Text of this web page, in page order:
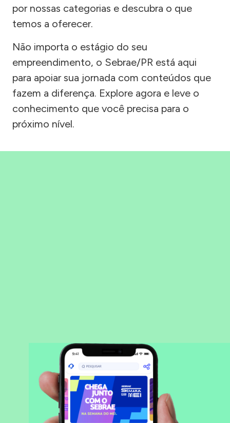
por nossas categorias e descubra o que
temos a oferecer.
Não importa o estágio do seu
empreendimento, o Sebrae/PR está aqui
para apoiar sua jornada com conteúdos que
fazem a diferença. Explore agora e leve o
conhecimento que você precisa para o
próximo nível.